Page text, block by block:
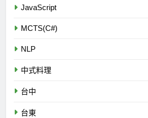
JavaScript
MCTS(C#)
NLP
中式料理
台中
台東